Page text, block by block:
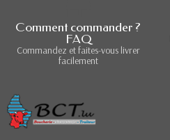
Comment commander ?
FAQ
Commandez et faites-vous livrer
facilement